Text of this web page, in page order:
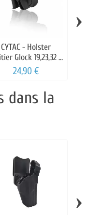
CYTAC - Holster
Glock 19,23,32 G
1,2,3,4
24,90 €
›
dans la
›